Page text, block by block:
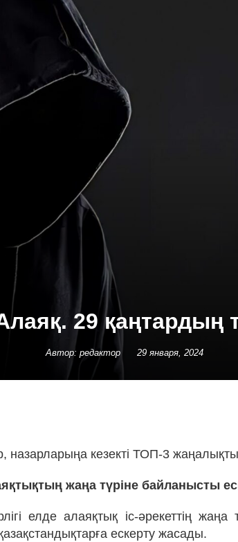
29 қаңтардың
Автор: редактор 29 января, 2024
назарларыңа кезекті ТОП-3
жаңа түріне байланысты
елде алаяқтық іс-әрекеттің жаңа
ескерту жасады.